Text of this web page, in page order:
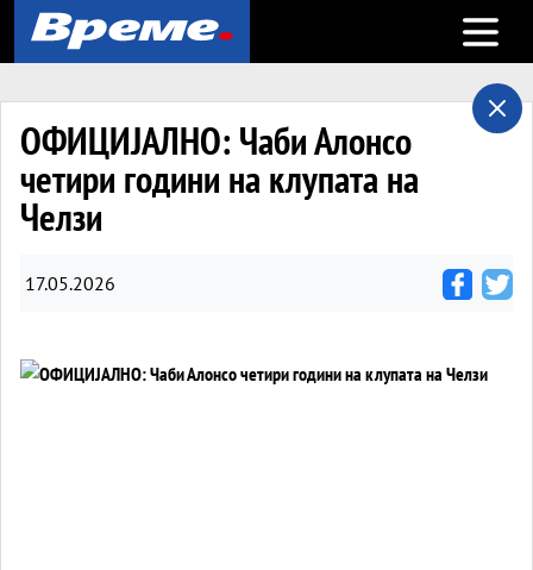
Open
ОФИЦИЈАЛНО: Чаби Алонсо
четири години на клупата на
Челзи
17.05.2026